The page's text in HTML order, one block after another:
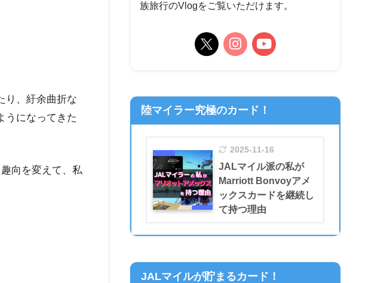
り、紆余曲折な
うになってきた
向を変えて、私
族旅行のVlogをご覧いただけます。
陸マイラー究極のカード！
2025-11-16
JALマイル派の私が
Marriott Bonvoyアメ
ックスカードを継続し
て持つ理由
JALマイルが貯まるカード！